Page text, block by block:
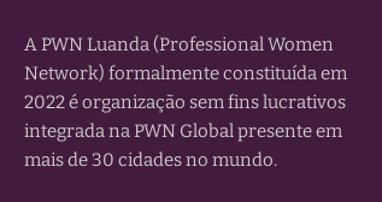
A PWN Luanda (Professional Women
Network) formalmente constituída em
2022 é organização sem fins lucrativos
integrada na PWN Global presente em
mais de 30 cidades no mundo.